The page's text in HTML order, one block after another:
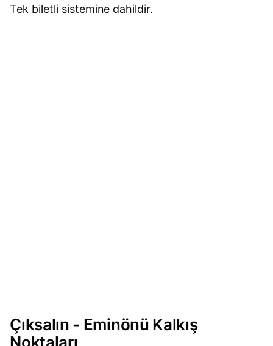
Tek biletli sistemine dahildir.
Çıksalın - Eminönü Kalkış